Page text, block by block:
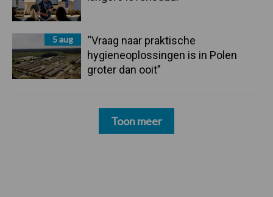
5 aug
“Vraag naar praktische
hygieneoplossingen is in Polen
groter dan ooit”
Toon meer